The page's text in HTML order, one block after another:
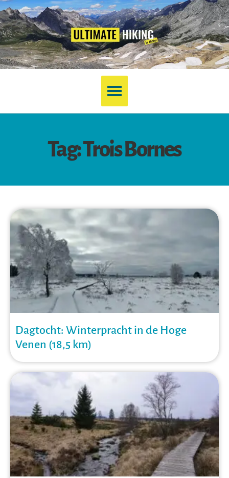
Tag: Trois Bornes
Dagtocht: Winterpracht in de Hoge
Venen (18,5 km)